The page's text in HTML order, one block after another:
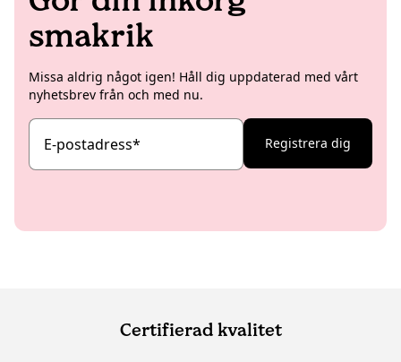
smakrik
Missa aldrig något igen! Håll dig uppdaterad med vårt
nyhetsbrev från och med nu.
E-postadress* Registrera dig
Certifierad kvalitet